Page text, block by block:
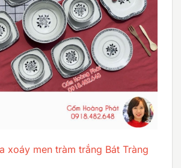
xoáy men tràm trắng Bát Tràng